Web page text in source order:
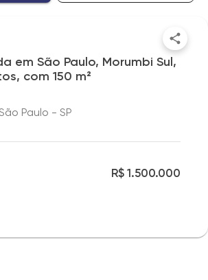
em São Paulo, Morumbi Sul,
com 150 m²
Paulo - SP
R$ 1.500.000